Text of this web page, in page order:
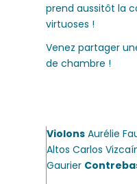
prend aussitôt la
virtuoses !
Venez partager
de chambre !
Violons Aurélie
Altos Carlos
Gaurier